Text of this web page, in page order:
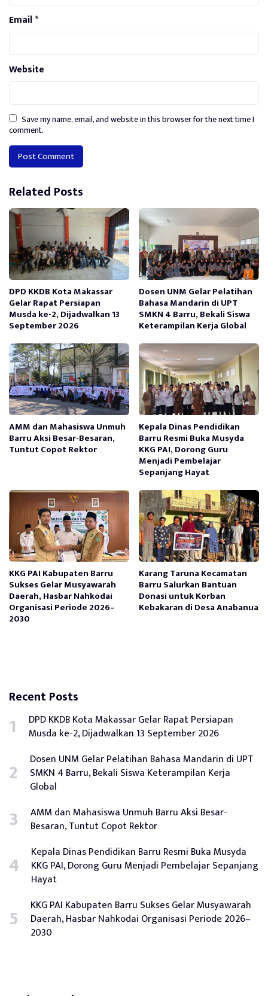
Email*
Website
Save my name, email, and website in this browser for the next time I
comment.
Alternative:
Related Posts
DPD KKDB Kota Makassar
Gelar Rapat Persiapan
Musda ke-2, Dijadwalkan 13
September 2026
Dosen UNM Gelar Pelatihan
Bahasa Mandarin di UPT
SMKN 4 Barru, Bekali Siswa
Keterampilan Kerja Global
AMM dan Mahasiswa Unmuh
Barru Aksi Besar-Besaran,
Tuntut Copot Rektor
Kepala Dinas Pendidikan
Barru Resmi Buka Musyda
KKG PAI, Dorong Guru
Menjadi Pembelajar
Sepanjang Hayat
KKG PAI Kabupaten Barru
Sukses Gelar Musyawarah
Daerah, Hasbar Nahkodai
Organisasi Periode 2026–
2030
Karang Taruna Kecamatan
Barru Salurkan Bantuan
Donasi untuk Korban
Kebakaran di Desa Anabanua
Recent Posts
DPD KKDB Kota Makassar Gelar Rapat Persiapan
Musda ke-2, Dijadwalkan 13 September 2026
Dosen UNM Gelar Pelatihan Bahasa Mandarin di UPT
SMKN 4 Barru, Bekali Siswa Keterampilan Kerja
Global
AMM dan Mahasiswa Unmuh Barru Aksi Besar-
Besaran, Tuntut Copot Rektor
Kepala Dinas Pendidikan Barru Resmi Buka Musyda
KKG PAI, Dorong Guru Menjadi Pembelajar Sepanjang
Hayat
KKG PAI Kabupaten Barru Sukses Gelar Musyawarah
Daerah, Hasbar Nahkodai Organisasi Periode 2026–
2030